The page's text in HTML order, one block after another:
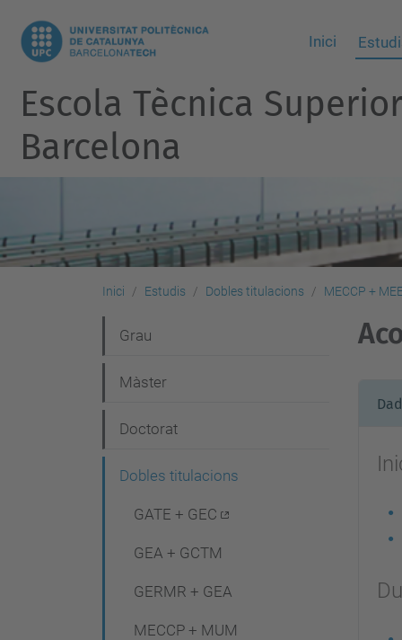
Inici
Escola Tècnica
Barcelona
Inici Estudis Dobles titulacions MECCP +
a
v
g
Grau
Màster
Doctorat
Dobles titulacions
GATE + GEC
GEA + GCTM
GERMR + GEA
MECCP + MUM